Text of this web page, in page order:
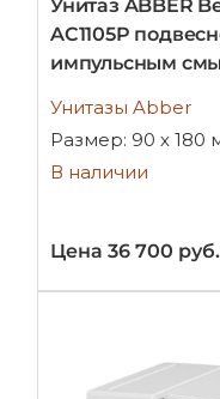
Унитаз ABBER
AC1105P
импульсным
Унитазы Abber
Размер: 90 х 180
В наличии
Цена 36 700